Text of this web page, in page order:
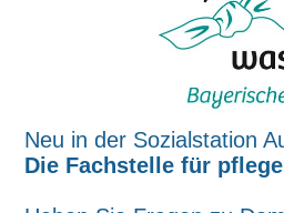
Neu in der Sozialstation
Die Fachstelle für